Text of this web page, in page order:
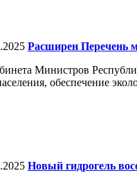
Расширен Перечень
Министров
обеспечение
Новый гидрогель